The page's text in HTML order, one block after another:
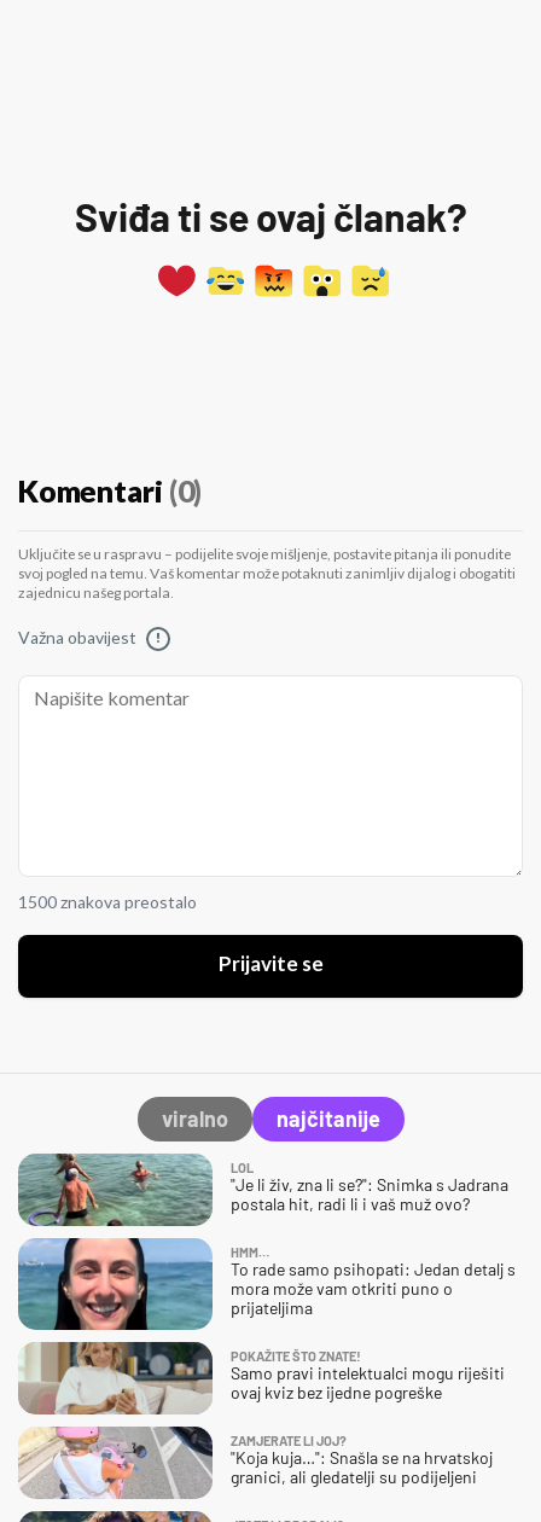
Sviđa ti se ovaj članak?
Komentari (0)
Uključite se u raspravu – podijelite svoje mišljenje, postavite pitanja ili ponudite
svoj pogled na temu. Vaš komentar može potaknuti zanimljiv dijalog i obogatiti
zajednicu našeg portala.
Važna obavijest !
1500 znakova preostalo
Prijavite se
viralno najčitanije
LOL
"Je li živ, zna li se?": Snimka s Jadrana
postala hit, radi li i vaš muž ovo?
HMM…
To rade samo psihopati: Jedan detalj s
mora može vam otkriti puno o
prijateljima
POKAŽITE ŠTO ZNATE!
Samo pravi intelektualci mogu riješiti
ovaj kviz bez ijedne pogreške
ZAMJERATE LI JOJ?
"Koja kuja…": Snašla se na hrvatskoj
granici, ali gledatelji su podijeljeni